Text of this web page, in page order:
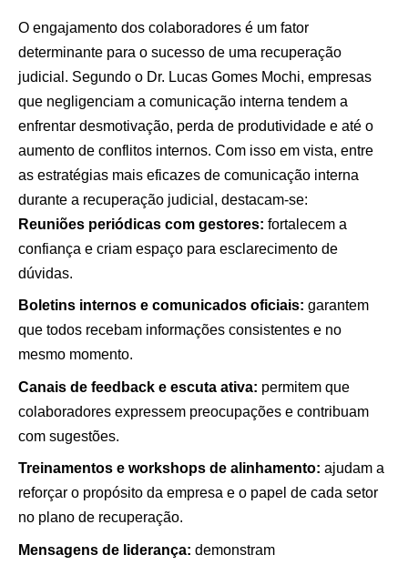
O engajamento dos colaboradores é um fator
determinante para o sucesso de uma recuperação
judicial. Segundo o Dr. Lucas Gomes Mochi, empresas
que negligenciam a comunicação interna tendem a
enfrentar desmotivação, perda de produtividade e até o
aumento de conflitos internos. Com isso em vista, entre
as estratégias mais eficazes de comunicação interna
durante a recuperação judicial, destacam-se:
Reuniões periódicas com gestores: fortalecem a
confiança e criam espaço para esclarecimento de
dúvidas.
Boletins internos e comunicados oficiais: garantem
que todos recebam informações consistentes e no
mesmo momento.
Canais de feedback e escuta ativa: permitem que
colaboradores expressem preocupações e contribuam
com sugestões.
Treinamentos e workshops de alinhamento: ajudam a
reforçar o propósito da empresa e o papel de cada setor
no plano de recuperação.
Mensagens de liderança: demonstram